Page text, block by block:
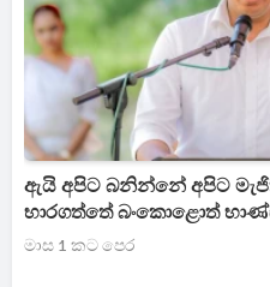
ඇයි අපිට බනින්නේ අපිට
භාරගත්තේ බංකොළොත්
මාස 1 කට පෙර